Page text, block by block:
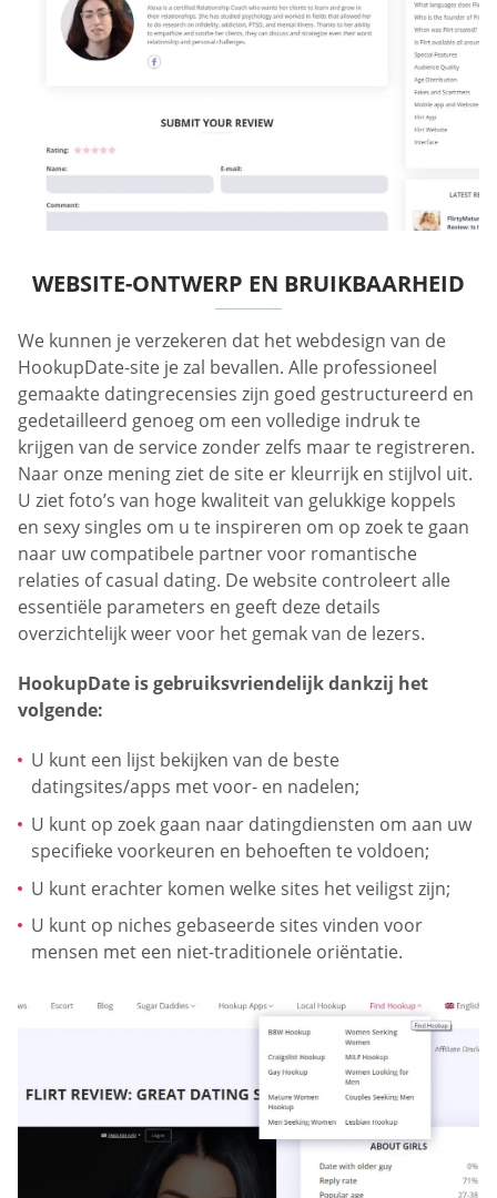
WEBSITE-ONTWERP EN BRUIKBAARHEID
We kunnen je verzekeren dat het webdesign van de
HookupDate-site je zal bevallen. Alle professioneel
gemaakte datingrecensies zijn goed gestructureerd en
gedetailleerd genoeg om een volledige indruk te
krijgen van de service zonder zelfs maar te registreren.
Naar onze mening ziet de site er kleurrijk en stijlvol uit.
U ziet foto’s van hoge kwaliteit van gelukkige koppels
en sexy singles om u te inspireren om op zoek te gaan
naar uw compatibele partner voor romantische
relaties of casual dating. De website controleert alle
essentiële parameters en geeft deze details
overzichtelijk weer voor het gemak van de lezers.
HookupDate is gebruiksvriendelijk dankzij het
volgende:
U kunt een lijst bekijken van de beste
datingsites/apps met voor- en nadelen;
U kunt op zoek gaan naar datingdiensten om aan uw
specifieke voorkeuren en behoeften te voldoen;
U kunt erachter komen welke sites het veiligst zijn;
U kunt op niches gebaseerde sites vinden voor
mensen met een niet-traditionele oriëntatie.